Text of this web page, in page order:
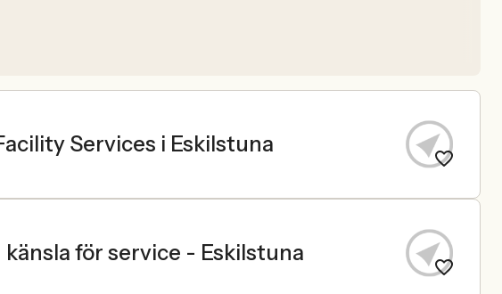
Services i Eskilstuna
för service - Eskilstuna